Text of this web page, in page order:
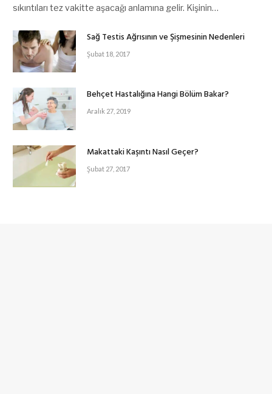
sıkıntıları tez vakitte aşacağı anlamına gelir. Kişinin…
Sağ Testis Ağrısının ve Şişmesinin Nedenleri
Şubat 18, 2017
Behçet Hastalığına Hangi Bölüm Bakar?
Aralık 27, 2019
Makattaki Kaşıntı Nasıl Geçer?
Şubat 27, 2017